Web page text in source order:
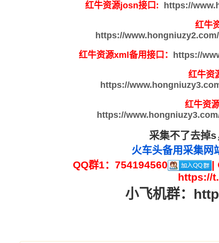
红牛资源josn接口:
https://
红牛
https://
红牛资源xml备用接口：
https://
红牛资
https://
红牛资
https://
采集不了去掉
火车头备用采集
QQ群1：754194560
|
https://
小飞机群：